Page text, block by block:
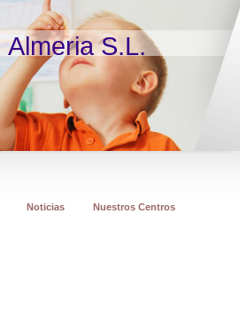
S.L.
Noticias Nuestros Centros